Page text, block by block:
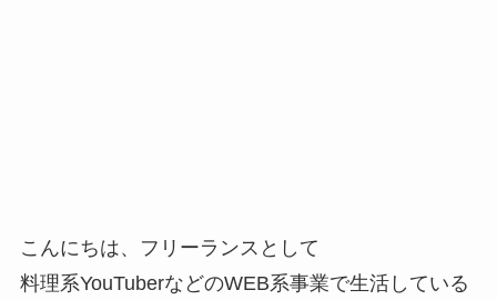
こんにちは、フリーランスとして
料理系YouTuberなどのWEB系事業で生活している